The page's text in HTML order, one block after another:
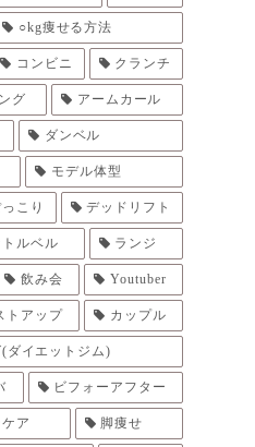
○kg痩せる方法
コンビニ クランチ
グ アームカール
ダンベル
モデル体型
こり デッドリフト
ルベル ランジ
飲み会 Youtuber
トアップ カップル
ダイエットジム)
ビフォーアフター
ア 脚痩せ